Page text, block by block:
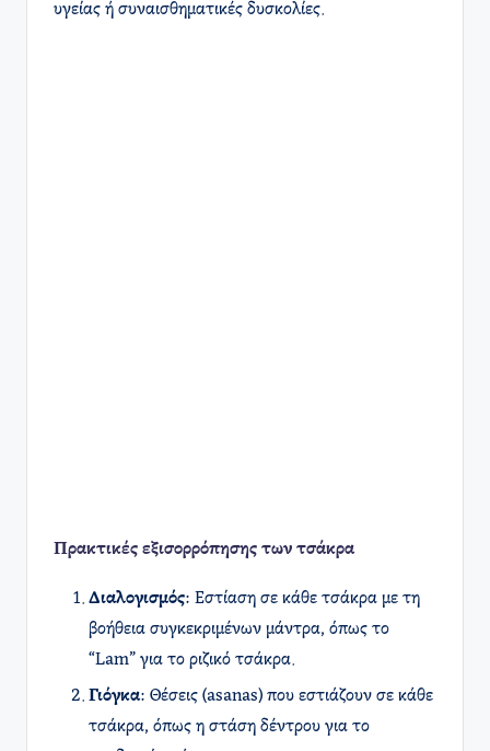
υγείας ή συναισθηματικές δυσκολίες.
Πρακτικές εξισορρόπησης των τσάκρα
Διαλογισμός: Εστίαση σε κάθε τσάκρα με τη
βοήθεια συγκεκριμένων μάντρα, όπως το
“Lam” για το ριζικό τσάκρα.
Γιόγκα: Θέσεις (asanas) που εστιάζουν σε κάθε
τσάκρα, όπως η στάση δέντρου για το